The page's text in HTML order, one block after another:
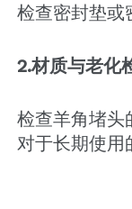
检查密封垫或
2.材质与老化
检查羊角堵头
对于长期使用